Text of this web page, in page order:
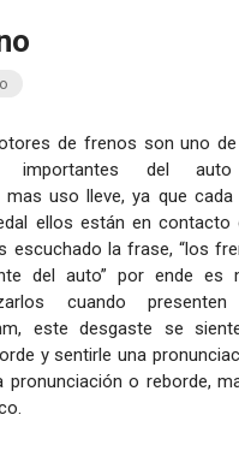
de frenos son uno
importantes del
mas uso lleve, ya que cada
ellos están en contacto
escuchado la frase, “los
del auto” por ende es
cuando
este desgaste se
y sentirle una
pronunciación o reborde,